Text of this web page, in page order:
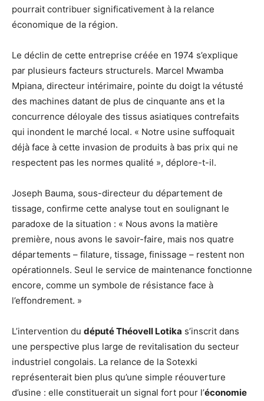
pourrait contribuer significativement à la relance
économique de la région.
Le déclin de cette entreprise créée en 1974 s’explique
par plusieurs facteurs structurels. Marcel Mwamba
Mpiana, directeur intérimaire, pointe du doigt la vétusté
des machines datant de plus de cinquante ans et la
concurrence déloyale des tissus asiatiques contrefaits
qui inondent le marché local. « Notre usine suffoquait
déjà face à cette invasion de produits à bas prix qui ne
respectent pas les normes qualité », déplore-t-il.
Joseph Bauma, sous-directeur du département de
tissage, confirme cette analyse tout en soulignant le
paradoxe de la situation : « Nous avons la matière
première, nous avons le savoir-faire, mais nos quatre
départements – filature, tissage, finissage – restent non
opérationnels. Seul le service de maintenance fonctionne
encore, comme un symbole de résistance face à
l’effondrement. »
L’intervention du député Théovell Lotika s’inscrit dans
une perspective plus large de revitalisation du secteur
industriel congolais. La relance de la Sotexki
représenterait bien plus qu’une simple réouverture
d’usine : elle constituerait un signal fort pour l’économie